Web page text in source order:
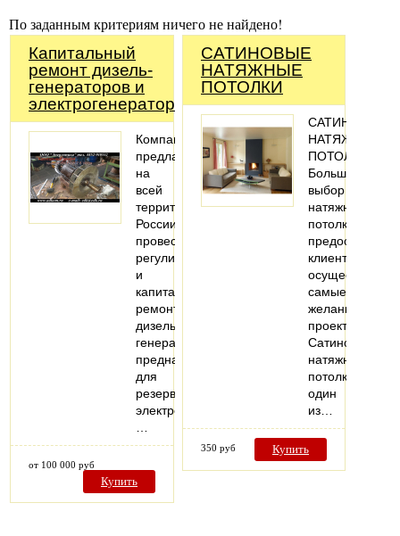
По заданным критериям ничего не найдено!
Капитальный
ремонт дизель-
генераторов и
электрогенераторов
Компания
предлагает
на
всей
территории
России
провести
регулировку
и
капитальный
ремонт
дизель-
генераторов,
предназначенных
для
резервного
электроснабжения,
от 100 000 руб
Купить
САТИНОВЫЕ
НАТЯЖНЫЕ
ПОТОЛКИ
САТИНОВЫЕ
НАТЯЖНЫЕ
ПОТОЛКИ
Большой
выбор
натяжных
потолков
предоставляет
клиенту
осуществить
самые
желанные
проекты.
Сатиновые
натяжные
потолки-
один
из…
350 руб Купить